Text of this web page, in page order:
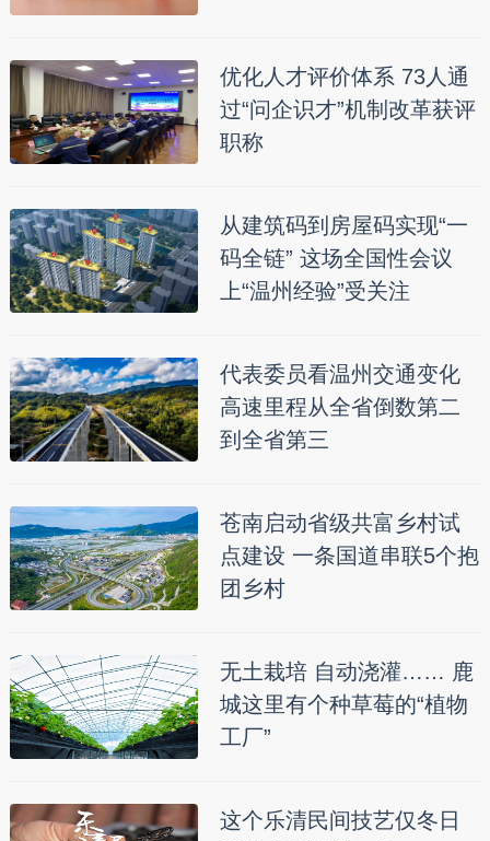
优化人才评价体系 73人通
过“问企识才”机制改革获评
职称
从建筑码到房屋码实现“一
码全链” 这场全国性会议
上“温州经验”受关注
代表委员看温州交通变化
高速里程从全省倒数第二
到全省第三
苍南启动省级共富乡村试
点建设 一条国道串联5个抱
团乡村
无土栽培 自动浇灌…… 鹿
城这里有个种草莓的“植物
工厂”
这个乐清民间技艺仅冬日